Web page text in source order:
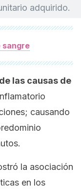
adquirido.
sangre
las causas de
causando
la asociación
en los